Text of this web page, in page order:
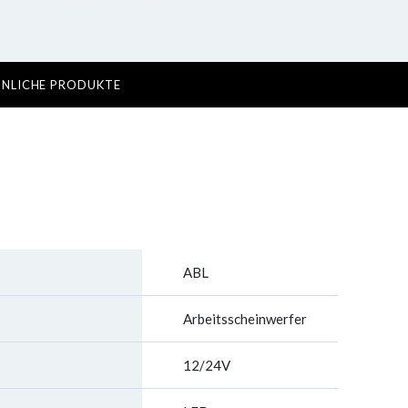
PRODUKTE
ABL
Arbeitsscheinwerfer
12/24V